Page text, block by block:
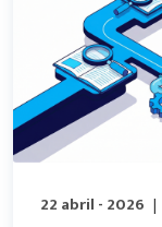
22 abril - 2026 |